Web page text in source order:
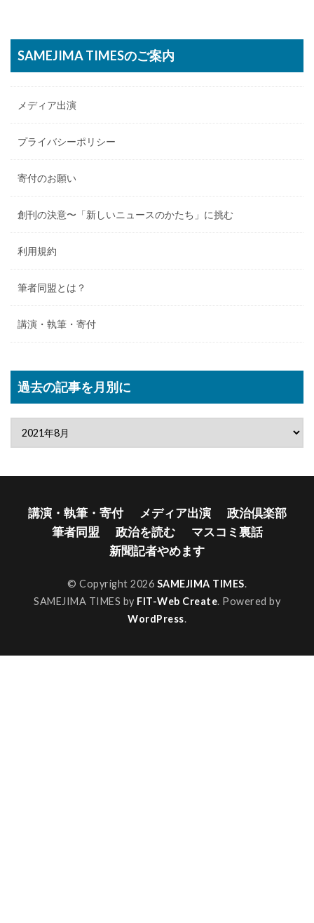
SAMEJIMA TIMESのご案内
メディア出演
プライバシーポリシー
寄付のお願い
創刊の決意〜「新しいニュースのかたち」に挑む
利用規約
筆者同盟とは？
講演・執筆・寄付
過去の記事を月別に
講演・執筆・寄付 メディア出演
政治倶楽部
筆者同盟
政治を読む
マスコミ裏話
新聞記者やめます
© Copyright 2026 SAMEJIMA TIMES.
SAMEJIMA TIMES by FIT-Web Create. Powered by
WordPress.